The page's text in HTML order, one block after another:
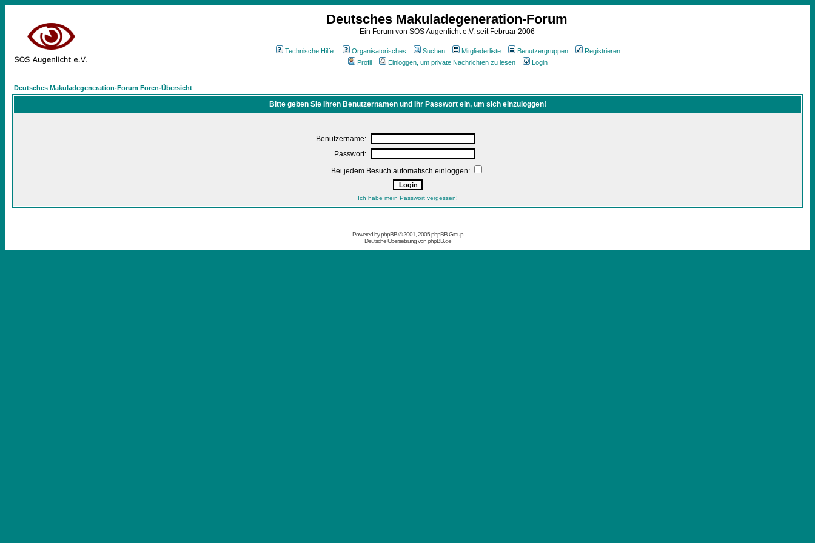
Deutsches Makuladegeneration-Forum
Ein Forum von SOS Augenlicht e.V. seit Februar 2006
Technische Hilfe Organisatorisches Suchen Mitgliederliste Benutzergruppen
Registrieren
Profil
Einloggen, um private Nachrichten zu lesen Login
Deutsches Makuladegeneration-Forum Foren-Übersicht
Bitte geben Sie Ihren Benutzernamen und Ihr Passwort ein, um sich einzuloggen!
Benutzername:
Passwort:
Bei jedem Besuch automatisch einloggen:
Ich habe mein Passwort vergessen!
Powered byphpBB© 2001, 2005 phpBB Group
Deutsche Übersetzung vonphpBB.de